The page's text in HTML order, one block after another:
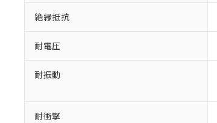
絶縁抵抗
耐電圧
耐振動
耐衝撃